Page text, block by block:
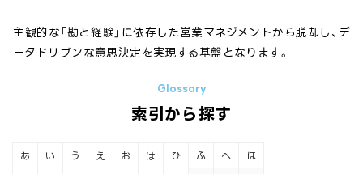
主観的な「勘と経験」に依存した営業マネジメントから脱却し、デ
ータドリブンな意思決定を実現する基盤となります。
索引から探す
あ い う え お は ひ ふ へ ほ